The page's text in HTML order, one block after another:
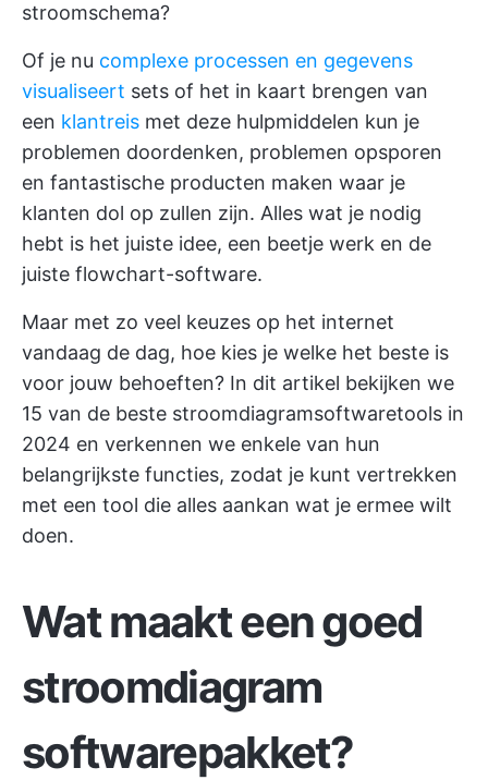
stroomschema?
Of je nu complexe processen en gegevens
visualiseert sets of het in kaart brengen van
een klantreis met deze hulpmiddelen kun je
problemen doordenken, problemen opsporen
en fantastische producten maken waar je
klanten dol op zullen zijn. Alles wat je nodig
hebt is het juiste idee, een beetje werk en de
juiste flowchart-software.
Maar met zo veel keuzes op het internet
vandaag de dag, hoe kies je welke het beste is
voor jouw behoeften? In dit artikel bekijken we
15 van de beste stroomdiagramsoftwaretools in
2024 en verkennen we enkele van hun
belangrijkste functies, zodat je kunt vertrekken
met een tool die alles aankan wat je ermee wilt
doen.
Wat maakt een goed
stroomdiagram
softwarepakket?